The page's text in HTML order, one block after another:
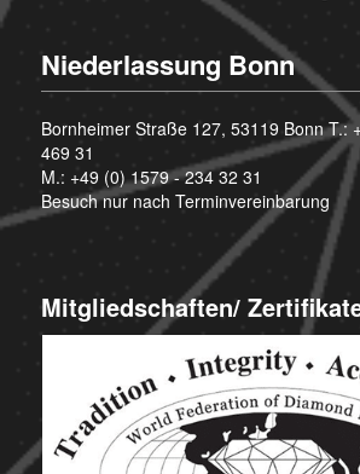
Niederlassung Bonn
Bornheimer Straße 127, 53119 Bonn T.:
469 31
M.: +49 (0) 1579 - 234 32 31
Besuch nur nach Terminvereinbarung
Mitgliedschaften/